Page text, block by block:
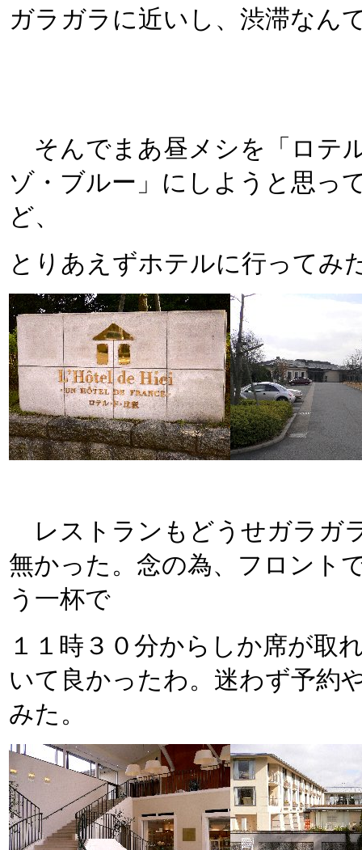
ガラガラに近いし、渋滞なん
そんでまあ昼メシを「ロテ
ゾ・ブルー」にしようと思っ
ど、
とりあえずホテルに行ってみ
レストランもどうせガラガ
無かった。念の為、フロント
う一杯で
１１時３０分からしか席が
いて良かったわ。迷わず予約
みた。